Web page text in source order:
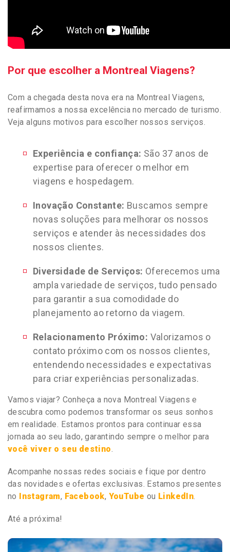
Por que escolher a Montreal Viagens?
Com a chegada desta nova era na Montreal Viagens,
reafirmamos a nossa excelência no mercado de turismo.
Veja alguns motivos para escolher nossos serviços.
Experiência e confiança: São 37 anos de
expertise para oferecer o melhor em
viagens e hospedagem.
Inovação Constante: Buscamos sempre
novas soluções para melhorar os nossos
serviços e atender às necessidades dos
nossos clientes.
Diversidade de Serviços: Oferecemos uma
ampla variedade de serviços, tudo pensado
para garantir a sua comodidade do
planejamento ao retorno da viagem.
Relacionamento Próximo: Valorizamos o
contato próximo com os nossos clientes,
entendendo necessidades e expectativas
para criar experiências personalizadas.
Vamos viajar? Conheça a nova Montreal Viagens e
descubra como podemos transformar os seus sonhos
em realidade. Estamos prontos para continuar essa
jornada ao seu lado, garantindo sempre o melhor para
você viver o seu destino.
Acompanhe nossas redes sociais e fique por dentro
das novidades e ofertas exclusivas. Estamos presentes
no Instagram, Facebook, YouTube ou LinkedIn.
Até a próxima!